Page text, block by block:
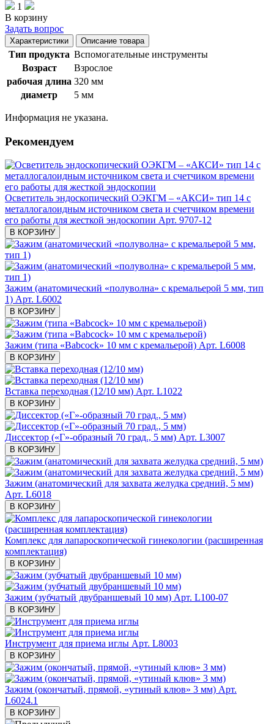
1
В корзину
Задать вопрос
Характеристики Описание товара
Тип продукта Вспомогательные инструменты
Возраст
Взрослое
рабочая длина 320 мм
диаметр
5 мм
Информация не указана.
Рекомендуем
Осветитель эндоскопический ОЭКГМ – «АКСИ» тип 14 с
металлогалоидным источником света и счетчиком времени
его работы для жесткой эндоскопии Арт. 9707-12
В КОРЗИНУ
Зажим (анатомический «полуволна» с кремальерой 5 мм, тип
1) Арт. L6002
В КОРЗИНУ
Зажим (типа «Babcock» 10 мм с кремальерой) Арт. L6008
В КОРЗИНУ
Вставка переходная (12/10 мм) Арт. L1022
В КОРЗИНУ
Диссектор («Г»-образный 70 град., 5 мм) Арт. L3007
В КОРЗИНУ
Зажим (анатомический для захвата желудка средний, 5 мм)
Арт. L6018
В КОРЗИНУ
Комплекс для лапароскопической гинекологии (расширенная
комплектация)
В КОРЗИНУ
Зажим (зубчатый двубраншевый 10 мм) Арт. L100-07
В КОРЗИНУ
Инструмент для приема иглы Арт. L8003
В КОРЗИНУ
Зажим (окончатый, прямой, «утиный клюв» 3 мм) Арт.
L6024.1
В КОРЗИНУ